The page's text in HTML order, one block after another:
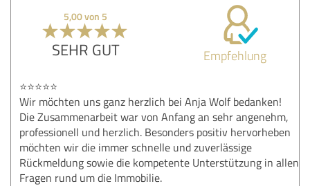
5,00 von 5
SEHR GUT Empfehlung
⭐️⭐️⭐️⭐️⭐️
Wir möchten uns ganz herzlich bei Anja Wolf bedanken!
Die Zusammenarbeit war von Anfang an sehr angenehm,
professionell und herzlich. Besonders positiv hervorheben
möchten wir die immer schnelle und zuverlässige
Rückmeldung sowie die kompetente Unterstützung in allen
Fragen rund um die Immobilie.